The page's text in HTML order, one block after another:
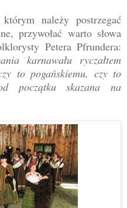
należy postrzegać
przywołać warto słowa
Petera Pfrundera:
karnawału ryczałtem
to pogańskiemu, czy to
początku skazana na